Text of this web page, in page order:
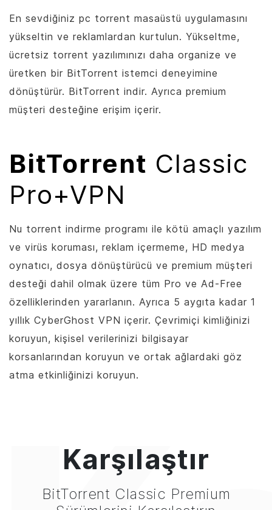
En sevdiğiniz pc torrent masaüstü uygulamasını
yükseltin ve reklamlardan kurtulun. Yükseltme,
ücretsiz torrent yazılımınızı daha organize ve
üretken bir BitTorrent istemci deneyimine
dönüştürür. BitTorrent indir. Ayrıca premium
müşteri desteğine erişim içerir.
BitTorrent Classic
Pro+VPN
Nu torrent indirme programı ile kötü amaçlı yazılım
ve virüs koruması, reklam içermeme, HD medya
oynatıcı, dosya dönüştürücü ve premium müşteri
desteği dahil olmak üzere tüm Pro ve Ad-Free
özelliklerinden yararlanın. Ayrıca 5 aygıta kadar 1
yıllık CyberGhost VPN içerir. Çevrimiçi kimliğinizi
koruyun, kişisel verilerinizi bilgisayar
korsanlarından koruyun ve ortak ağlardaki göz
atma etkinliğinizi koruyun.
Karşılaştır
BitTorrent Classic Premium